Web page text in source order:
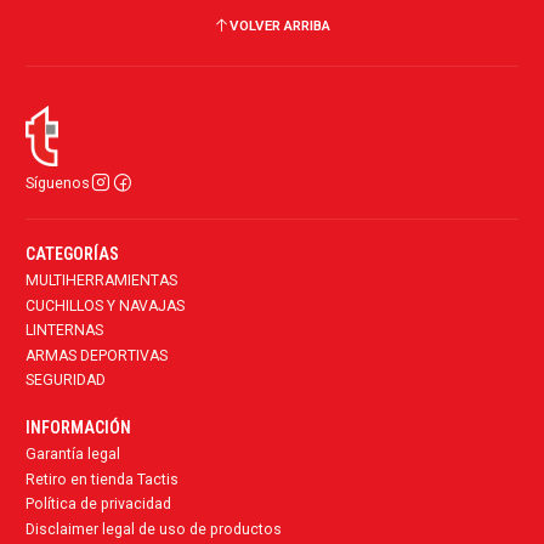
VOLVER ARRIBA
Síguenos
CATEGORÍAS
MULTIHERRAMIENTAS
CUCHILLOS Y NAVAJAS
LINTERNAS
ARMAS DEPORTIVAS
SEGURIDAD
INFORMACIÓN
Garantía legal
Retiro en tienda Tactis
Política de privacidad
Disclaimer legal de uso de productos